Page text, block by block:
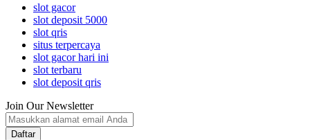
slot gacor
slot deposit 5000
slot qris
situs terpercaya
slot gacor hari ini
slot terbaru
slot deposit qris
Join Our Newsletter
Daftar